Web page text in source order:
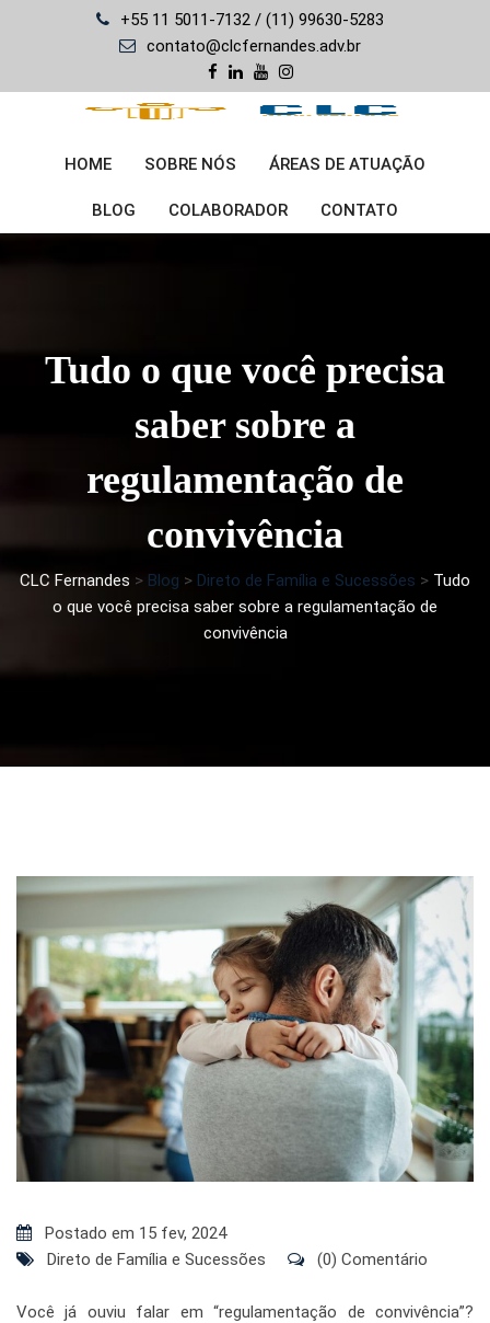
+55 11 5011-7132 / (11) 99630-5283
contato@clcfernandes.adv.br
HOME SOBRE NÓS ÁREAS DE ATUAÇÃO
BLOG COLABORADOR CONTATO
Tudo o que você precisa
saber sobre a
regulamentação de
convivência
CLC Fernandes > Blog > Direto de Família e Sucessões > Tudo
o que você precisa saber sobre a regulamentação de
convivência
Postado em 15 fev, 2024
Direto de Família e Sucessões
(0) Comentário
Você já ouviu falar em “regulamentação de convivência”?